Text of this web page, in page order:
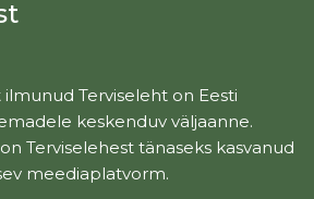
ilmunud Terviseleht on Eesti
keskenduv väljaanne.
on Terviselehest tänaseks kasvanud
meediaplatvorm.